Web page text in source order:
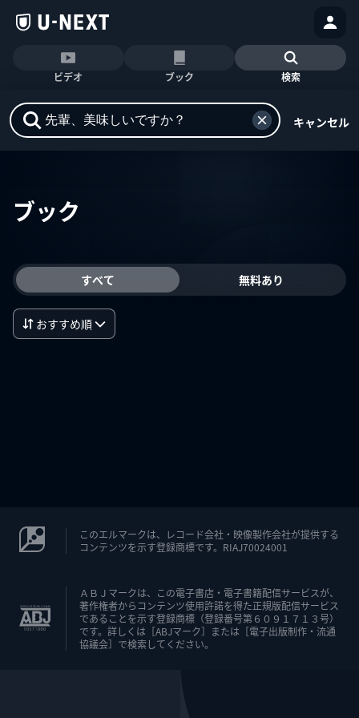
ビデオ ブック 検索
キャンセル
ブック
すべて 無料あり
おすすめ順
このエルマークは、レコード会社・映像製作会社が提供する
コンテンツを示す登録商標です。RIAJ70024001
ＡＢＪマークは、この電子書店・電子書籍配信サービスが、
著作権者からコンテンツ使用許諾を得た正規版配信サービス
であることを示す登録商標（登録番号第６０９１７１３号）
です。詳しくは［ABJマーク］または［電子出版制作・流通
協議会］で検索してください。